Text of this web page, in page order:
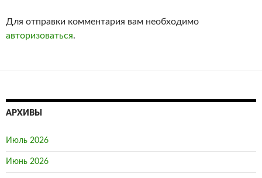
Для отправки комментария вам необходимо
авторизоваться.
АРХИВЫ
Июль 2026
Июнь 2026